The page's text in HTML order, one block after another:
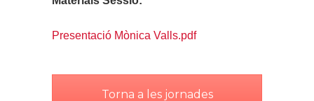
Presentació Mònica Valls.pdf
Torna a les jornades